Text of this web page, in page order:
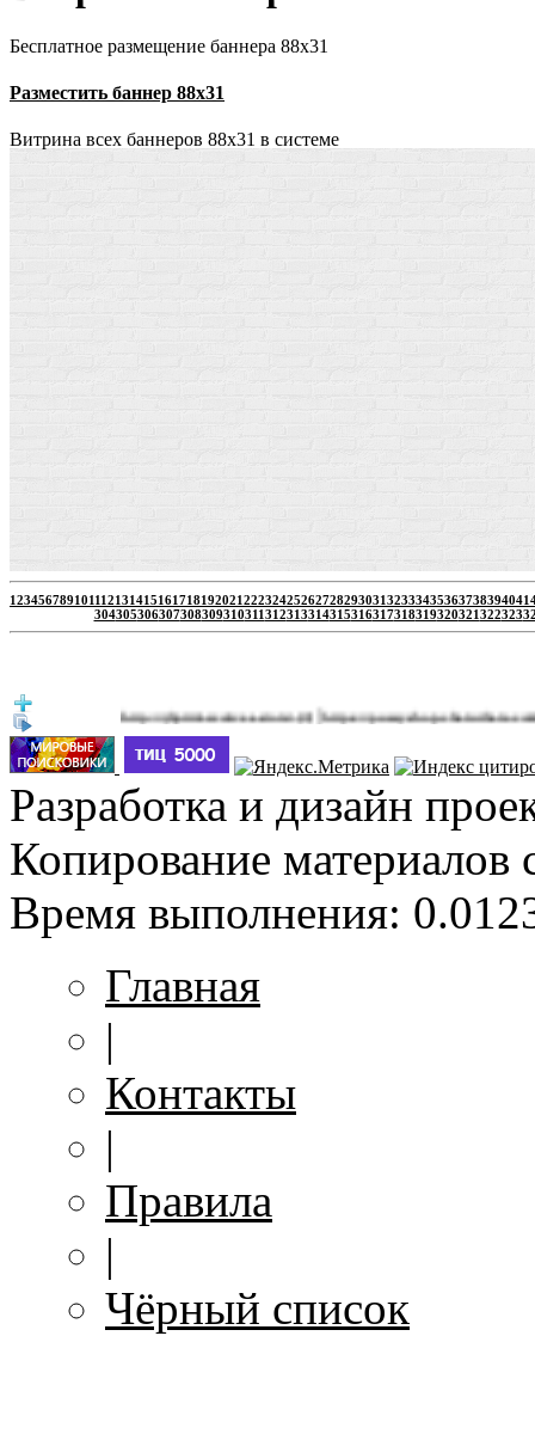
Бесплатное размещение баннера 88х31
Разместить баннер 88х31
Витрина всех баннеров 88x31 в системе
1234567891011121314151617181920212223242526272829303132333435363738394041
304305306307308309310311312313314315316317318319320321322323
http://jbprimecurves.store/(3)|https://pussyshop.chaturbate.com/male-
Разработка и дизайн
Копирование материалов
Время выполнения:
Главная
|
Контакты
|
Правила
|
Чёрный список